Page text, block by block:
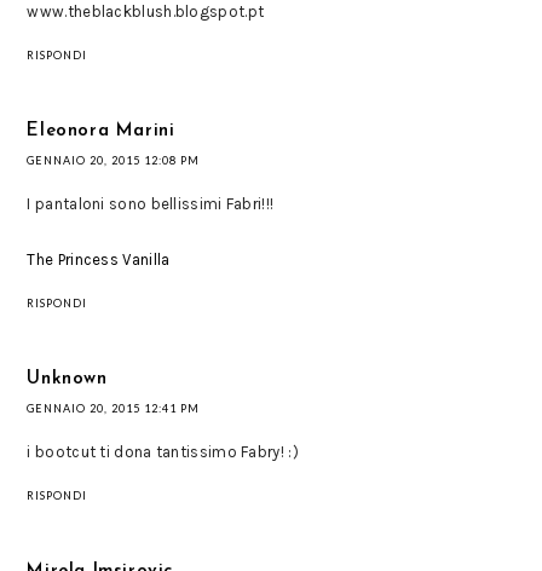
www.theblackblush.blogspot.pt
RISPONDI
Eleonora Marini
GENNAIO 20, 2015 12:08 PM
I pantaloni sono bellissimi Fabri!!!
The Princess Vanilla
RISPONDI
Unknown
GENNAIO 20, 2015 12:41 PM
i bootcut ti dona tantissimo Fabry! :)
RISPONDI